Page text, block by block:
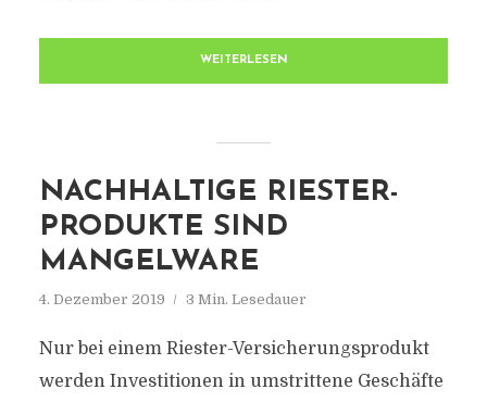
WEITERLESEN
NACHHALTIGE RIESTER-
PRODUKTE SIND
MANGELWARE
4. Dezember 2019 3 Min. Lesedauer
Nur bei einem Riester-Versicherungsprodukt
werden Investitionen in umstrittene Geschäfte